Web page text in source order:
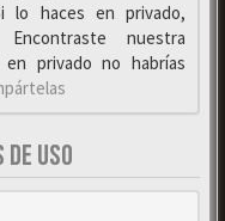
lo haces en privado,
nuestra
privado no habrías
USO